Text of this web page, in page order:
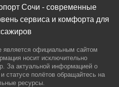
Сочи - современные
сервиса и комфорта для
является официальным сайтом
носит исключительно
За актуальной информацией о
статусе полётов обращайтесь на
ресурсы.